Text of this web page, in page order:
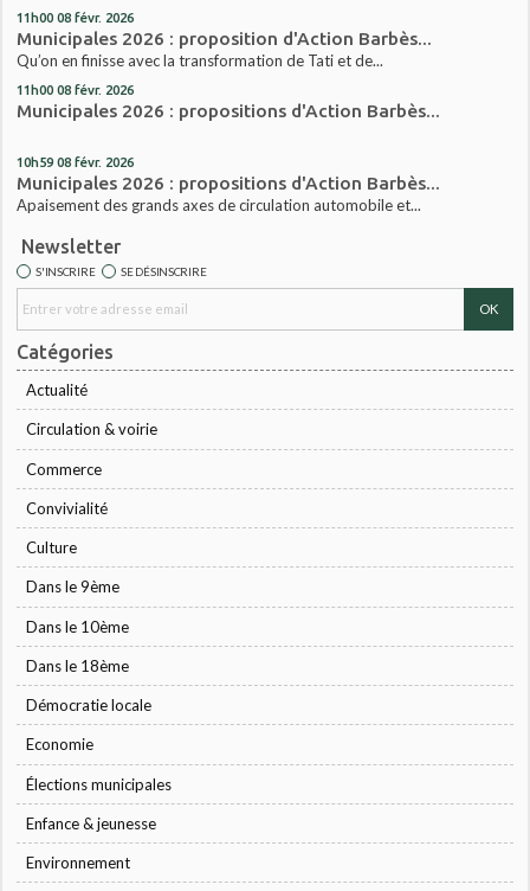
11h00 08 févr. 2026
Municipales 2026 : proposition d'Action Barbès...
Qu’on en finisse avec la transformation de Tati et de...
11h00 08 févr. 2026
Municipales 2026 : propositions d'Action Barbès...
10h59 08 févr. 2026
Municipales 2026 : propositions d'Action Barbès...
Apaisement des grands axes de circulation automobile et...
Newsletter
S'INSCRIRE SE DÉSINSCRIRE
Catégories
Actualité
Circulation & voirie
Commerce
Convivialité
Culture
Dans le 9ème
Dans le 10ème
Dans le 18ème
Démocratie locale
Economie
Élections municipales
Enfance & jeunesse
Environnement